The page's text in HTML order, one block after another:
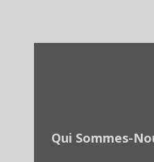
Qui Sommes-